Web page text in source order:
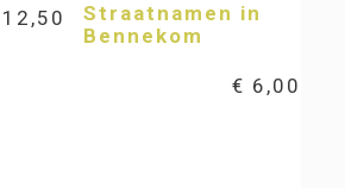
12,50
Straatnamen in
Bennekom
€ 6,00